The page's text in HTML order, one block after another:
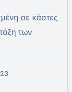
των